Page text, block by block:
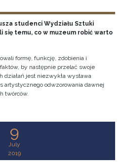
studenci Wydziału Sztuki
się temu, co w muzeum robić warto
formę, funkcję, zdobienia i
by następnie przelać swoje
działań jest niezwykła wystawa
artystycznego odwzorowania dawnej
twórców.
9
July
2019